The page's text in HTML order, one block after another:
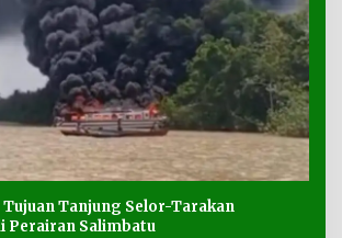
Tanjung Selor-Tarakan
Perairan Salimbatu